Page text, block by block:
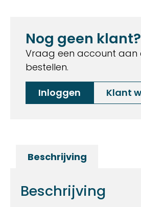
Nog geen klant?
Vraag een account aan
bestellen.
Inloggen
Klant
Beschrijving
Beschrijving